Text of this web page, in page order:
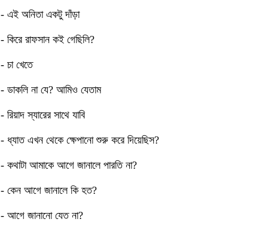
- এই অনিতা একটু দাঁড়া
- কিরে রাফসান কই গেছিলি?
- চা খেতে
- ডাকলি না যে? আমিও যেতাম
- রিয়াদ স্যারের সাথে যাবি
- ধ্যাত এখন থেকে ক্ষেপানো শুরু করে দিয়েছিস?
- কথাটা আমাকে আগে জানালে পারতি না?
- কেন আগে জানালে কি হত?
- আগে জানানো যেত না?